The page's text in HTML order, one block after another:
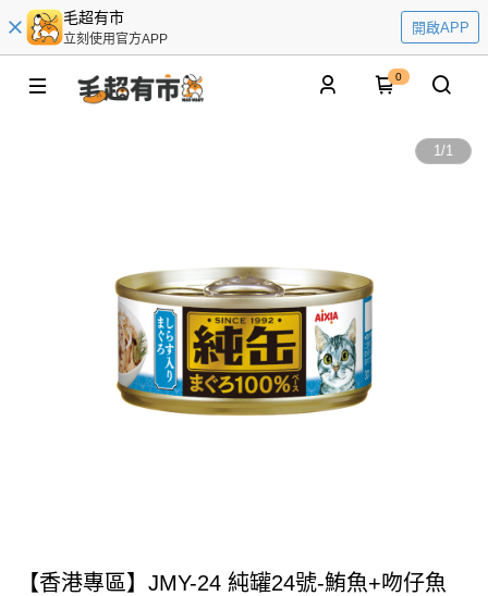
毛超有市
立刻使用官方APP
開啟APP
0
1/1
【香港專區】JMY-24 純罐24號-鮪魚+吻仔魚